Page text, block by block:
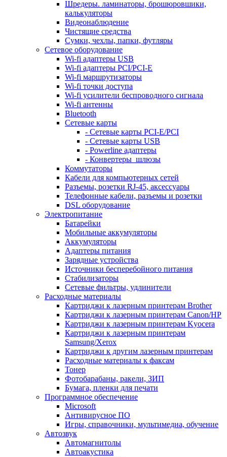
Шредеры. ламинаторы, брошюровшики,
калькуляторы
Видеонаблюдение
Чистящие средства
Сумки, чехлы, папки, футляры
Сетевое оборудование
Wi-fi адаптеры USB
Wi-fi адаптеры PCI/PCI-E
Wi-fi маршрутизаторы
Wi-fi точки доступа
Wi-fi усилители беспроводного сигнала
Wi-fi антенны
Bluetooth
Сетевые карты
- Сетевые карты PCI-E/PCI
- Сетевые карты USB
- Powerline адаптеры
- Конвертеры_шлюзы
Коммутаторы
Кабели для компьютерных сетей
Разъемы, розетки RJ-45, аксессуары
Телефонные кабели, разъемы и розетки
DSL оборудование
Электропитание
Батарейки
Мобильные аккумуляторы
Аккумуляторы
Адаптеры питания
Зарядные устройства
Источники бесперебойного питания
Стабилизаторы
Сетевые фильтры, удлинители
Расходные материалы
Картриджи к лазерным принтерам Brother
Картриджи к лазерным принтерам Canon/HP
Картриджи к лазерным принтерам Kyocera
Картриджи к лазерным принтерам
Samsung/Xerox
Картриджи к другим лазерным принтерам
Расходные материалы к факсам
Тонер
Фотобарабаны, ракели, ЗИП
Бумага, пленки для печати
Программное обеспечение
Microsoft
Антивирусное ПО
Игры, справочники, мультимедиа, обучение
Автозвук
Автомагнитолы
Автоакустика